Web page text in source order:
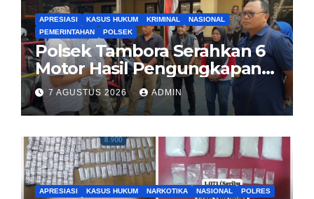
APRESIASI KASUS HUKUM KRIMINAL
NASIONAL
PEMERINTAHAN
POLSEK
Polsek Tambora Serahkan 6
Motor Hasil Pengungkapan
Kasus Curanmor Kepada
Pemilik Yang sah
7 AGUSTUS 2026 ADMIN
APRESIASI KASUS HUKUM NARKOTIKA NASIONAL POLRES